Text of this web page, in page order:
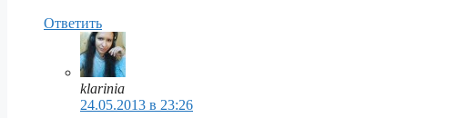
Ответить
klarinia
24.05.2013 в 23:26